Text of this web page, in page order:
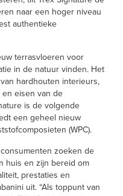
naar een hoger niveau
authentieke
terrasvloeren voor
in de natuur vinden. Het
hardhouten interieurs,
eisen van de
is de volgende
een geheel nieuw
(WPC).
zoeken de
huis en zijn bereid om
prestaties en
uit. “Als toppunt van